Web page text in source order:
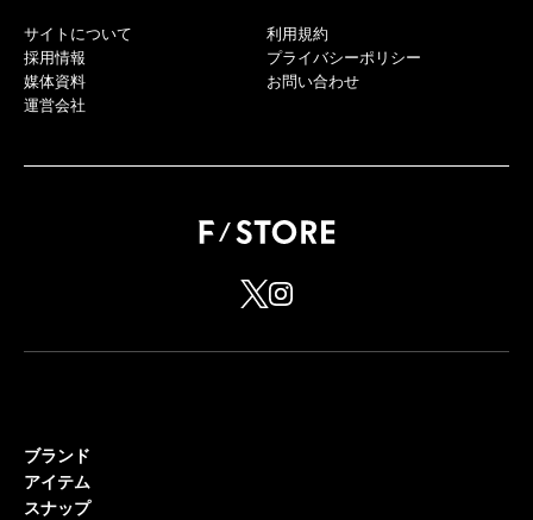
サイトについて
採用情報
媒体資料
運営会社
利用規約
プライバシーポリシー
お問い合わせ
ブランド
アイテム
スナップ